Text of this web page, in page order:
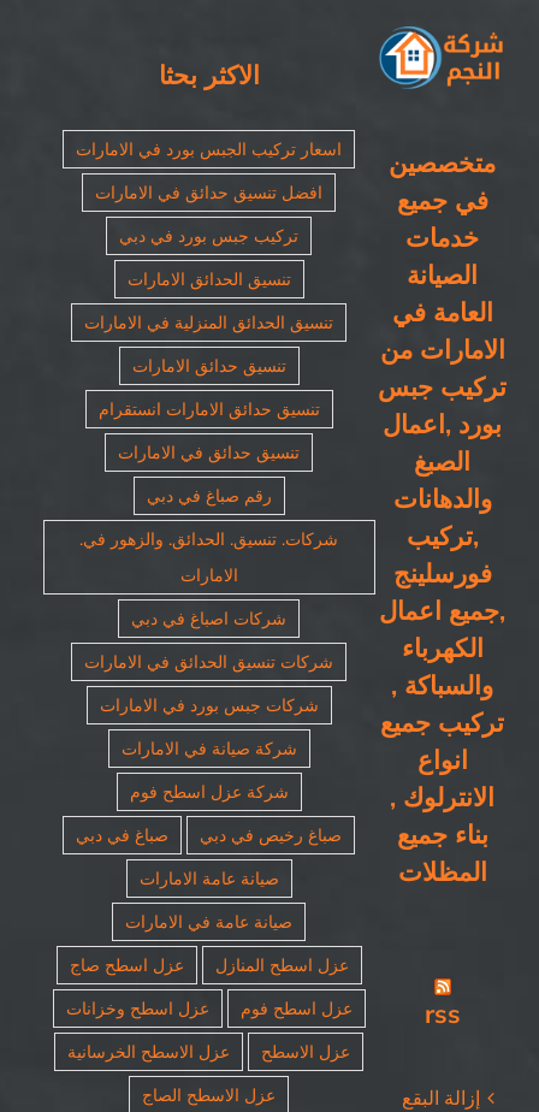
متخصصين
في جميع
خدمات
الصيانة
العامة في
الامارات من
تركيب جبس
بورد ,اعمال
الصبغ
والدهانات
,تركيب
فورسلينج
,جميع اعمال
الكهرباء
والسباكة ,
تركيب جميع
انواع
الانترلوك ,
بناء جميع
المظلات
rss
إزالة البقع
الاكثر بحثا
اسعار تركيب الجبس بورد في الامارات
افضل تنسيق حدائق في الامارات
تركيب جبس بورد في دبي
تنسيق الحدائق الامارات
تنسيق الحدائق المنزلية في الامارات
تنسيق حدائق الامارات
تنسيق حدائق الامارات انستقرام
تنسيق حدائق في الامارات
رقم صباغ في دبي
شركات. تنسيق. الحدائق. والزهور في.
الامارات
شركات اصباغ في دبي
شركات تنسيق الحدائق في الامارات
شركات جبس بورد في الامارات
شركة صيانة في الامارات
شركة عزل اسطح فوم
صباغ رخيص في دبي
صباغ في دبي
صيانة عامة الامارات
صيانة عامة في الامارات
عزل اسطح المنازل
عزل اسطح صاج
عزل اسطح فوم
عزل اسطح وخزانات
عزل الاسطح
عزل الاسطح الخرسانية
عزل الاسطح الصاج